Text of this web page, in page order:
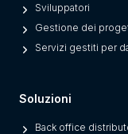
Sviluppatori
Gestione dei
Servizi gestiti per
Soluzioni
Back office